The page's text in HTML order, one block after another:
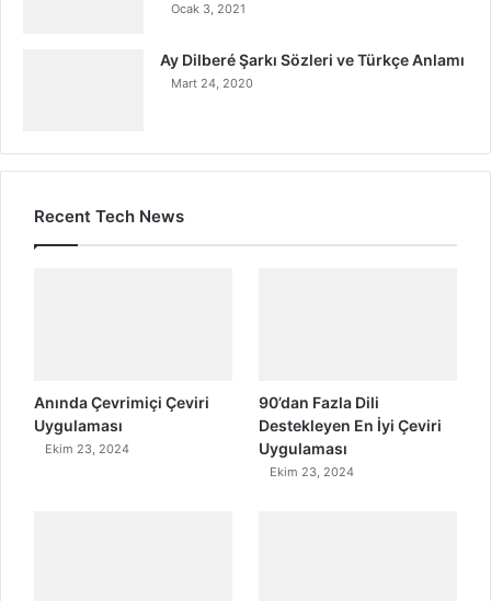
Ocak 3, 2021
Ay Dilberé Şarkı Sözleri ve Türkçe Anlamı
Mart 24, 2020
Recent Tech News
Anında Çevrimiçi Çeviri
Uygulaması
Ekim 23, 2024
90’dan Fazla Dili
Destekleyen En İyi Çeviri
Uygulaması
Ekim 23, 2024